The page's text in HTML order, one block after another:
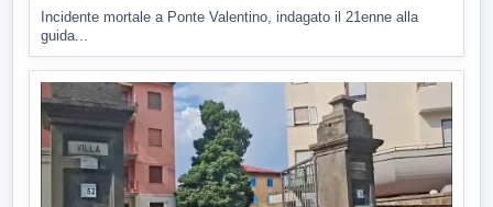
Incidente mortale a Ponte Valentino, indagato il 21enne alla
guida...